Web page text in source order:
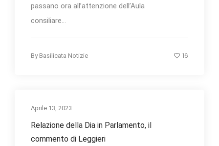
passano ora all’attenzione dell’Aula
consiliare...
By Basilicata Notizie 16
Aprile 13, 2023
Relazione della Dia in Parlamento, il
commento di Leggieri